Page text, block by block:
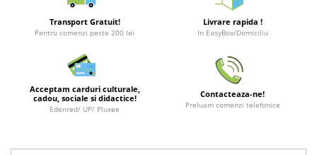
Brelocuri
Plusuri si papusi
Carti
Studio Ghibli/My Neighbor
Transport Gratuit!
Pentru comenzi peste 200 lei
Livrare rapida !
In EasyBox/Domiciliu
Acceptam carduri culturale,
cadou, sociale si didactice!
Edenred/ UP/ Pluxee
Contacteaza-ne!
Preluam comenzi telefonice